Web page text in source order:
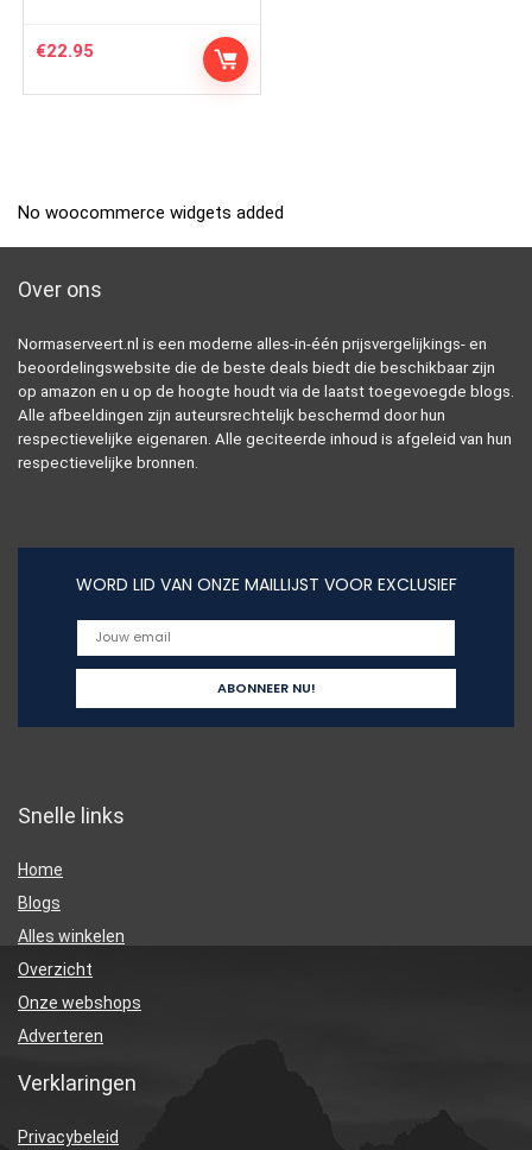
€22.95
No woocommerce widgets added
Over ons
Normaserveert.nl is een moderne alles-in-één prijsvergelijkings- en
beoordelingswebsite die de beste deals biedt die beschikbaar zijn
op amazon en u op de hoogte houdt via de laatst toegevoegde blogs.
Alle afbeeldingen zijn auteursrechtelijk beschermd door hun
respectievelijke eigenaren. Alle geciteerde inhoud is afgeleid van hun
respectievelijke bronnen.
WORD LID VAN ONZE MAILLIJST VOOR EXCLUSIEF
Snelle links
Home
Blogs
Alles winkelen
Overzicht
Onze webshops
Adverteren
Verklaringen
Privacybeleid